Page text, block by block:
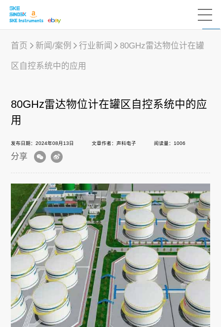
行业应用
下载中心
新闻/案例
声科之“芯”
关于我们
EN
首页 新闻/案例 行业新闻 80GHz雷达物位计在罐
区自控系统中的应用
80GHz雷达物位计在罐区自控系统中的应
用
发布日期：2024年08月13日 文章作者：声科电子 阅读量：1006
分享